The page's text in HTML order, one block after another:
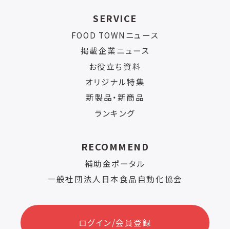
SERVICE
FOOD TOWNニュース
掲載企業ニュース
お役立ち資料
オリジナル特集
新製品・新商品
ランキング
RECOMMEND
補助金ポータル
一般社団法人日本食品自動化協会
ログイン/会員登録